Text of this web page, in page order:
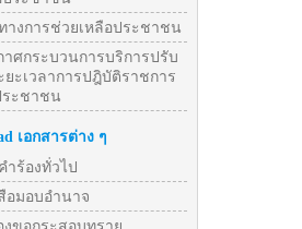
างการช่วยเหลือประชาชน
าศกระบวนการบริการปรับ
ยะเวลาการปฎิบัติราชการ
ระชาชน
เอกสารต่าง ๆ
ำร้องทั่วไป
อมอบอำนาจ